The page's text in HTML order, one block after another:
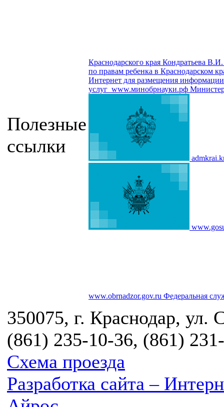
Полезные
ссылки
Краснодарского края Кондратьева В.И.
по правам ребенка в Краснодарском
Интернет для размещения информации
услуг www.минобрнауки.рф
www.obrnadzor.gov.ru Федеральная
350075, г. Краснодар, ул.
(861) 235-10-36, (861)
Схема проезда
Разработка сайта –